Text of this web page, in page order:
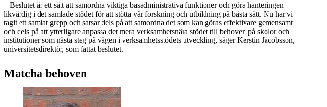
– Beslutet är ett sätt att samordna viktiga basadministrativa funktioner och göra hanteringen
likvärdig i det samlade stödet för att stötta vår forskning och utbildning på bästa sätt. Nu har vi
tagit ett samlat grepp och satsar dels på att samordna det som kan göras effektivare gemensamt
och dels på att ytterligare anpassa det mera verksamhetsnära stödet till behoven på skolor och
institutioner som nästa steg på vägen i verksamhetsstödets utveckling, säger Kerstin Jacobsson,
universitetsdirektör, som fattat beslutet.
Matcha behoven